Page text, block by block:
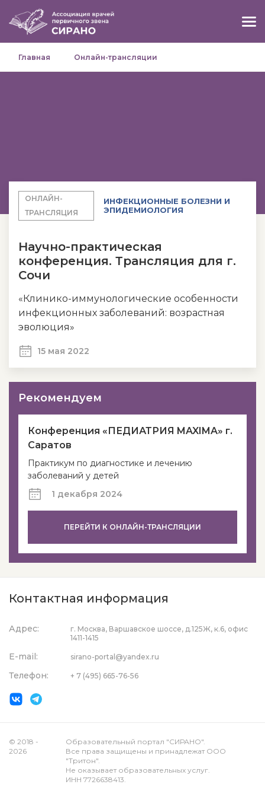
Главная Онлайн-трансляции
ОНЛАЙН-
ТРАНСЛЯЦИЯ
ИНФЕКЦИОННЫЕ БОЛЕЗНИ И
ЭПИДЕМИОЛОГИЯ
Научно-практическая
конференция. Трансляция для г.
Сочи
«Клинико-иммунологические особенности
инфекционных заболеваний: возрастная
эволюция»
15 мая 2022
Рекомендуем
Конференция «ПЕДИАТРИЯ MAXIMA» г.
Саратов
Практикум по диагностике и лечению
заболеваний у детей
1 декабря 2024
ПЕРЕЙТИ К ОНЛАЙН-ТРАНСЛЯЦИИ
Контактная информация
Адрес:
г. Москва, Варшавское шоссе, д.125Ж, к.6, офис
1411-1415
E-mail: sirano-portal@yandex.ru
Телефон: + 7 (495) 665-76-56
© 2018 -
2026
Образовательный портал "СИРАНО".
Все права защищены и принадлежат ООО
"Тритон".
Не оказывает образовательных услуг.
ИНН 7726638413.